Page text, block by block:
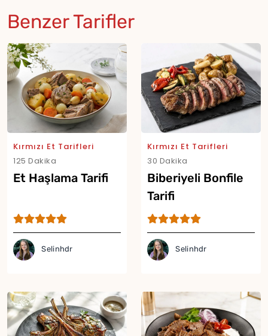
Benzer Tarifler
Kırmızı Et Tarifleri
125 Dakika
Et Haşlama Tarifi
Selinhdr
Kırmızı Et Tarifleri
30 Dakika
Biberiyeli Bonfile
Tarifi
Selinhdr